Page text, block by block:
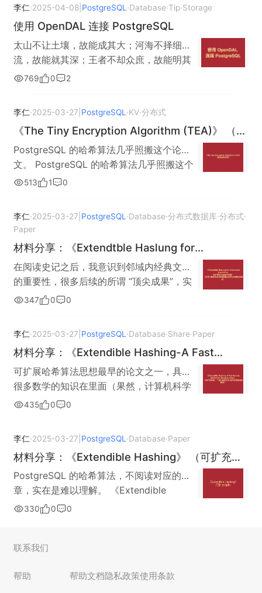
neovim_postgresql cd
neovim_postgresql cargo add anyhow
tokio # 打开 tokio 库的全部特性 cargo
add tokio --features full # 打开 OpenDAL
PostgreSQL 服务特性 cargo add opendal
--features services-postgresql 解决可能
的 PostgreSQL 中，对于本地连接采用的是
Peer 验证方式，这种方式就是根据当前操作
系统的用户名称，作为连接 PostgreSQL 的
用户名称（而且无视 psql -U 指定用户
名），因此如果我们贸然直接连接，往往会
出现如下的问题： （可以看出，两者本质上
法就是调整验证方式，继续使用 psql 连接
PostgreSQL，执行 show hba_file; 之后，
使用 sudo nvim [文件地址] 调整验证方式为
trust（参考
https://www.postgresql.org/docs/current
/auth-trust.html）。 使用 :w 保存之后，执
行 sudo systemctl restart postgresql 重
neovim_postgresql 下 src 目录里面的
anyhow::Result; use opendal::Operator;
use opendal::services::Postgresql; ```rust
#[tokio::main] async fn main() -> Result {
let builder = Postgresql::default()
t/postgres") .table("example")
.key_field("filename")
.value_field("filedata"); let op =
Operator::new(builder)?.finish(); /* 将
`Hello PostgreSQL` 写入到一个名为
PostgreSQL").await?; /* 构建 Reader */
提取 Buffer 中的内容，即为文件内容 */
OpenDAL 的某次迭代更新作为切入的口
子。 实践分析：Apache OpenDAL
简介可以查看我之前撰写的文章《OpenDAL
项目简介：一个通用的存储接口方案》，它
是一个采用 Rust 语言编写而成的函数库，
后端的访问，进而降低研发的成本。 而
OpenDAL 项目的 Memory 服务，通过阅读
项目研究人员历史上的发言材料（项目不仅
仅只是有文档和代码，研究背后的交流也是
探究各个模块设计原理的重要一环，许多项
目都为这种历史发言设计了存储机制，如
Pr-Discussion 等），我们可以发现： 设计
Memory 服务的初衷，是为了简化用户的测
试工作，而在随后，Memory 服务开始逐步
拓展实现其它的功能，并在随后伴随着
OpenDAL 接口本身的更新而展开了重构...
而在这里，我们可以简单研究 《refactor:
Implement memory services by generic
个功能的综合使用。 检查 Remove debug
所描述的一样，主要的意义正是移出一些调
试信息。 由此，我们就可以对 Git Branch
功能建立一个基础的理解：在同一个仓库的
之中，设立不同的 Branch 进行研究，并将
外发行的版本。 （OpenDAL 有许多的分
支，负责不同的部分的研究） 实践分析：一
个被拒绝的 Pr 在这里，可以发现代码仓库实
际上被交由不同的人员进行管理，但是在实
际运行上，个人研究者会将自身的研究结果
（以代码形式体现）交由开源社区进行审
与 IvorySQL、Apache CloudBerry 在这
项目 IvorySQL，Apache CloudBerry 作为
想的基础上，@XuanWo 建议：“I’m
guessing we need to migrate PG away
from the KV adapter before
implementing this: #5739”（我认为在
OpenDAL 实现 #5739 号 Issue 之前，我们
需要将 PostgreSQL Service 的实现代码从
划介绍一下 PostgreSQL Service 的实现思
路，阐述我的改进思路，以及 KV Adapter
参考（OpenDAL 项目的一个重大缺点，就
是缺少很多 “面向圈外” 的材料，很多深度内
容只有能够融入社区的人才能够了解，这种
OpenDAL 的发展，无论是现在还是将来都
是，因为采取了类似发展模式的项目还有一
个，就是 Emacs，如今该项目虽靠着历史名
走下坡路...我希望 OpenDAL 不要犯同样的
错误）。 PostgreSQL Service 简介及原理
分析 PostgreSQL Service 是 OpenDAL 负
中有关 PostgreSQL 的部分 加以实现，理解
PostgreSQL Service 有助于我们更为深刻
地掌握 OpenDAL，以及 Rust 中操作数据库
的知识。 PostgreSQL Service 实现思路：
本质上是用关系型数据表模拟存储文件数据
这里，我们沿用 《测试 OpenDAL：以
序，并将其修改为如下的形式： use
opendal::services::Postgresql; use
opendal::Operator; #[tokio::main] async
fn main() -> Result { let builder =
Postgresql::default() .root("/") /* 假定你的
5432/postgres") /* 使用我们前面创建的
件名的数据列 */ .key_field("filename") /*
成毕业流程，成为国际顶级开源项目之一。
环境配置 请参考《使用 OpenDAL 连接
PostgreSQL》这篇文章，在你的系统上面配
置好 OpenDAL 与 PostgreSQL 协同工作的
PostgreSQL # 这个测试可以判断你的环境
端是否能够正常运行 psql -d postgres 在这
个基础上面，下载 OpenDAL 的 Dev 版本。
https://github.com/apache/opendal.git
配置我们自己的开发文件夹 cd
opendal/core mkdir dev 之后，调整
件。 把 dev 文件夹和其附属目录加入到
Workspace 标签下面的 Members 里面（这
是 Rust 特有的 “工作空间” 理念，是为大型
项目中一个或者数个模块的开发、测试、改
进准备的，具体可以参考 《Rust 官方网站
有关 Workspace 的部分》。 就此，我们即
可以在 dev 目录下面展开我们的开发工作，
设立一个对应的小项目文件夹。 为
PostgreSQL 的测试做准备 比如本文希望测
试的是 OpenDAL 的 PostgreSQL-Service
部分，我们就可以创建一个名为
“try_postgresql” 的小项目。 # 每一个模块
都可以成为一个小项目，而这些小项目就构
try_postgresql cd try_postgresql cargo
run Rust 新创建的项目都会输出一句
“Hello，world！” 同时，我们也需要启动
PostgreSQL 服务端（重复：本文所使用的
PostgreSQL 是 《使用 OpenDAL 连接
PostgreSQL》 一文的延续，因此
OpenDAL 连接。 # 使用 psql 连接
次测试准备的数据表 create table
特别感谢
李仁·2025-04-08| PostgreSQL ·Database·Tip·Storage
使用 OpenDAL 连接 PostgreSQL
太山不让土壤，故能成其大；河海不择细
流，故能就其深；王者不却众庶，故能明其
德。 ——《史记》 OpenDAL 的项目目标在
（“One Layer, All Storage”），而在本文
中，我们将会阐述如何使用 OpenDAL 项目
连接到 PostgreSQL。 （本文将会使用
OpenDAL 的 Rust 接口连接 PostgreSQL）
环境准备 我们假定你的系统工作于 类 Linux
之下，同时已经安装了如下的软件： git #
PostgreSQL 初始化环境配置 # 假定系统为
Ubuntu sudo apt -y install gcc make gdb
pkg-config libreadline-dev libicu-dev
libldap2-dev uuid-dev tcl-dev libperl-dev
python3-dev bison flex openssl libssl-
dev libpam-dev libxml2-dev libxslt-dev
libossp-uuid-dev libselinux-dev gettext #
git://git.postgresql.org/git/postgresql.git
# 编译 PostgreSQL，安装 PostgreSQL 至
用户主目录下 cd postgresql ./configure --
prefix=$HOME/postgres --exec-
导入环境变量 echo 'export
postgres/bin' >> $HOME/.bashrc echo
'export
LD_LIBRARY_PATH=$LD_LIBRARY_PATH:
$HOME/postgres/lib' >> $HOME/.bashrc
# 初始化数据库 initdb
$HOME/postgres/data 数据表准备
的原理如图所示： 因此，对于 PostgreSQL
配的数据表，以供 OpenDAL 应用程序使
769 0 2
李仁·2025-03-27 PostgreSQL ·KV·分布式
《The Tiny Encryption Algorithm (TEA)》 （微
型加密算法）
PostgreSQL 的哈希算法几乎照搬这个论
文。 PostgreSQL 的哈希算法几乎照搬这个
论文。 《The Tiny Encryption Algorithm
513 1 0
李仁·2025-03-27 PostgreSQL·Database·分布式数据库·分布式·
Paper
材料分享：《Extendtble Haslung for
Concurrent Operations and Dlstrlbuted
Data》 （为并行操作与分布式数据设计的可拓展
哈希算法）
在阅读史记之后，我意识到邻域内经典文章
的重要性，很多后续的所谓 “顶尖成果”，实
际上都还是在这些经典文章的框架内解决问
Operations and Dlstrlbuted Data》 （为
并行操作与分布式数据设计的可拓展哈希算
法）材料下载
347 0 0
李仁·2025-03-27 PostgreSQL ·Database·Share·Paper
材料分享：《Extendible Hashing-A Fast
Access Method for Dynamic Files》 （可扩充
哈希：一种为动态文件设计的快速访问算法）
可扩展哈希算法思想最早的论文之一，具有
很多数学的知识在里面（果然，计算机科学
就是数学学问）。 《Extendible Hashing-A
访问算法）材料下载
435 0 0
李仁·2025-03-27 PostgreSQL ·Database·Paper
材料分享：《Extendible Hashing》 （可扩充哈
希）
PostgreSQL 的哈希算法，不阅读对应的文
章，实在是难以理解。 《Extendible
Hashing》 材料下载
330 0 0
联系我们
帮助 帮助文档隐私政策使用条款